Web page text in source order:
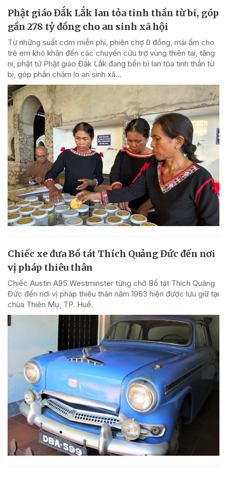
Phật giáo Đắk Lắk lan tỏa tinh thần từ bi, góp
gần 278 tỷ đồng cho an sinh xã hội
Từ những suất cơm miễn phí, phiên chợ 0 đồng, mái ấm cho
trẻ em khó khăn đến các chuyến cứu trợ vùng thiên tai, tăng
ni, phật tử Phật giáo Đắk Lắk đang bền bỉ lan tỏa tinh thần từ
bi, góp phần chăm lo an sinh xã...
Chiếc xe đưa Bồ tát Thích Quảng Đức đến nơi
vị pháp thiêu thân
Chiếc Austin A95 Westminster từng chở Bồ tát Thích Quảng
Đức đến nơi vị pháp thiêu thân năm 1963 hiện được lưu giữ tại
chùa Thiên Mụ, TP. Huế.